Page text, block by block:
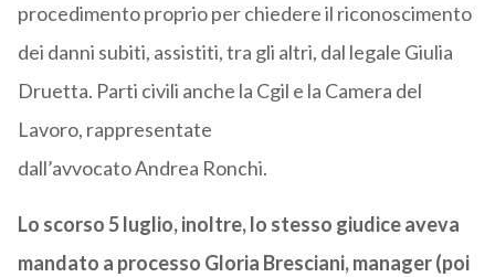
procedimento proprio per chiedere il riconoscimento
dei danni subiti, assistiti, tra gli altri, dal legale Giulia
Druetta. Parti civili anche la Cgil e la Camera del
Lavoro, rappresentate
dall’avvocato Andrea Ronchi.
Lo scorso 5 luglio, inoltre, lo stesso giudice aveva
mandato a processo Gloria Bresciani, manager (poi